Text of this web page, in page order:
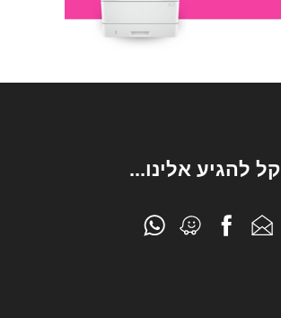
קל להגיע אלינו...